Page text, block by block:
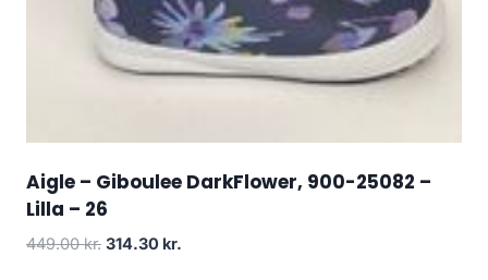
Aigle – Giboulee DarkFlower, 900-25082 –
Lilla – 26
449.00kr. Den
314.30 kr.